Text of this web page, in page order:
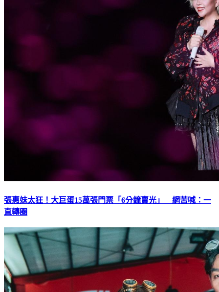
張惠妹太狂！大巨蛋15萬張門票「6分鐘賣光」 網苦喊：一
直轉圈